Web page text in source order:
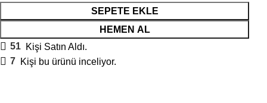
SEPETE EKLE
HEMEN AL
51 Kişi Satın Aldı.
7 Kişi bu ürünü inceliyor.